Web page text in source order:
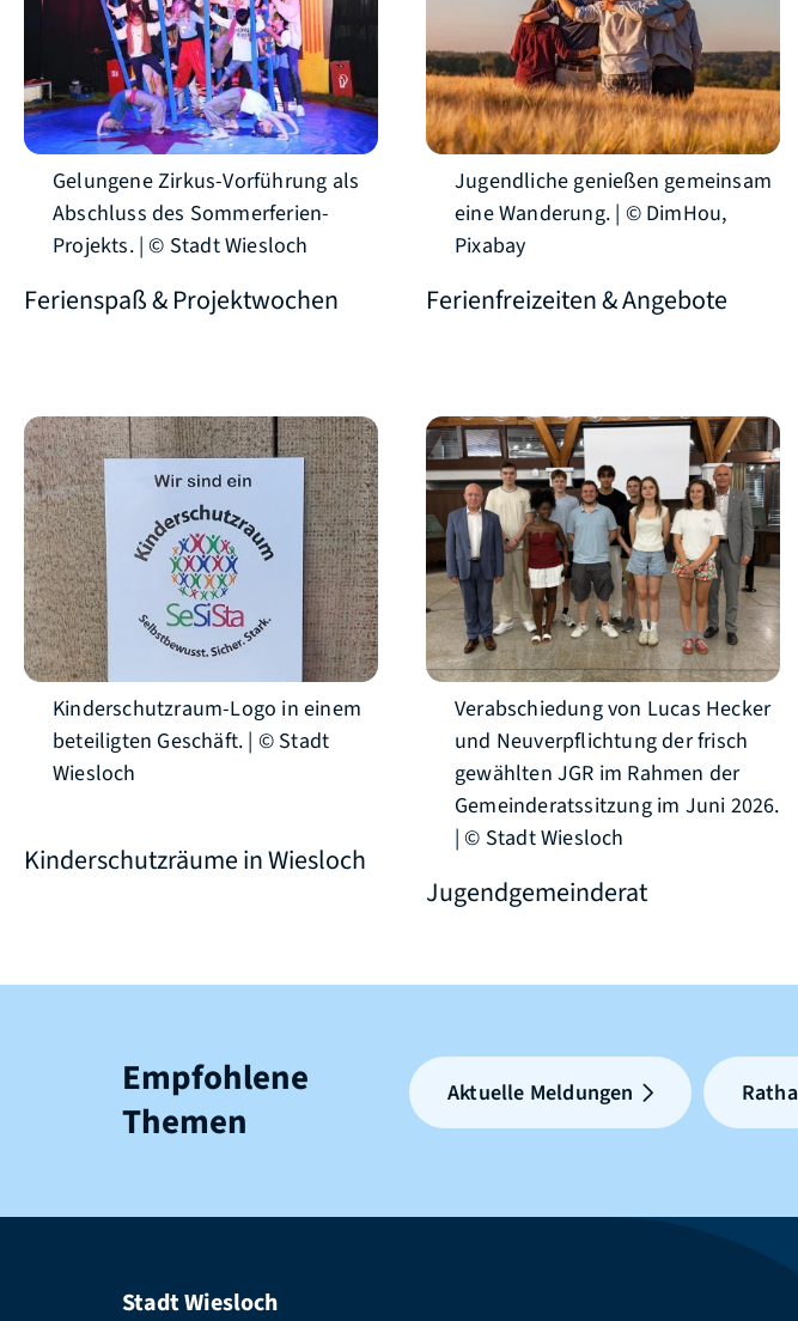
Gelungene Zirkus-Vorführung als
Abschluss des Sommerferien-
Projekts. | © Stadt Wiesloch
Ferienspaß & Projektwochen
Jugendliche genießen gemeinsam
eine Wanderung. | © DimHou,
Pixabay
Ferienfreizeiten & Angebote
Kinderschutzraum-Logo in einem
beteiligten Geschäft. | © Stadt
Wiesloch
Kinderschutzräume in Wiesloch
Verabschiedung von Lucas Hecker
und Neuverpflichtung der frisch
gewählten JGR im Rahmen der
Gemeinderatssitzung im Juni 2026.
| © Stadt Wiesloch
Jugendgemeinderat
Empfohlene
Themen
Aktuelle Meldungen
Stadt Wiesloch